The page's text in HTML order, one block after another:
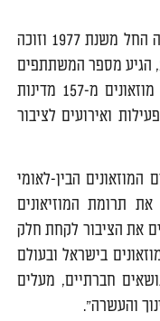
יום המוזאונים הבין-לאומי נחגג מדי שנה החל משנת 1977 וזוכה
להצלחה רבה ברחבי העולם. בשנת 2017, הגיע מספר המשתתפים
לשיא של כל הזמנים, מעל ל- 36,000 מוזאונים מ-157 מדינות
ואירועים לציבור
המוזאונים הבין-לאומי
תרומת המוזיאונים
את הציבור לקחת חלק
בישראל ובעולם
חברתיים, מעלים
והעשרה".